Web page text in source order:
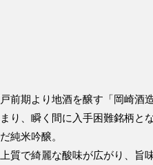
前期より地酒を醸す「岡崎酒造
り、瞬く間に入手困難銘柄とな
純米吟醸。
質で綺麗な酸味が広がり、旨